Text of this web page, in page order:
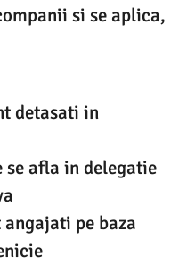
si se aplica,
detasati in
afla in delegatie
pe baza